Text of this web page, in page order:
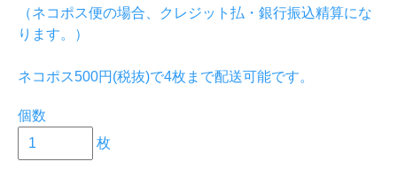
（ネコポス便の場合、クレジット払・銀行振込精算にな
ります。）
ネコポス500円(税抜)で4枚まで配送可能です。
個数
枚